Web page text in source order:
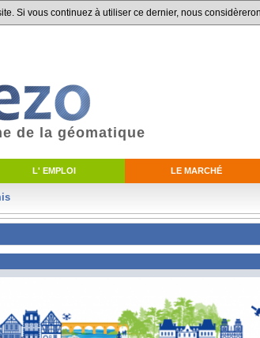
Si vous continuez à utiliser ce dernier, nous
L' EMPLOI LE MARCHÉ
de la géomatique